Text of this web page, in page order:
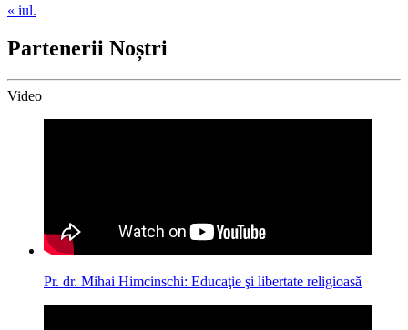
« iul.
Partenerii Noștri
Video
Pr. dr. Mihai Himcinschi: Educaţie şi libertate religioasă